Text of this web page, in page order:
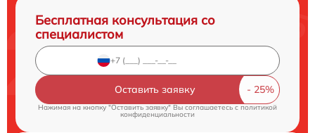
Бесплатная консультация со
специалистом
Оставить заявку
Нажимая на кнопку "Оставить заявку" Вы соглашаетесь cполитикой
конфиденциальности